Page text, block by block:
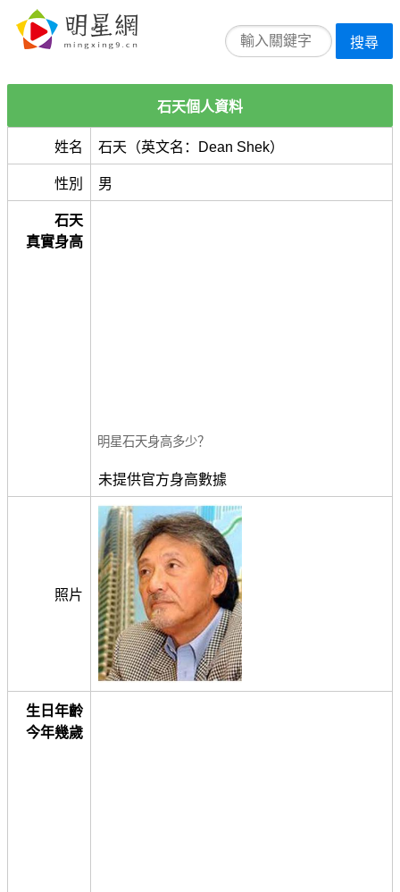
搜尋
石天個人資料
姓名 石天（英文名：Dean Shek）
性別 男
石天
真實身高
明星石天身高多少？
未提供官方身高數據
照片
生日年齡
今年幾歲